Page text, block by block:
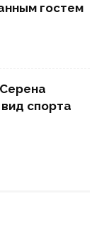
гостем
спорта